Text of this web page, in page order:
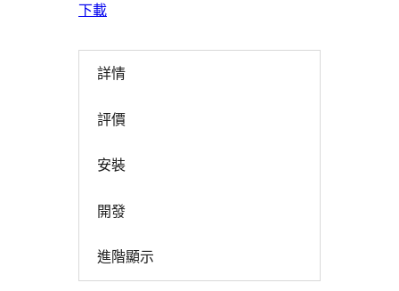
下載
詳情
評價
安裝
開發
進階顯示